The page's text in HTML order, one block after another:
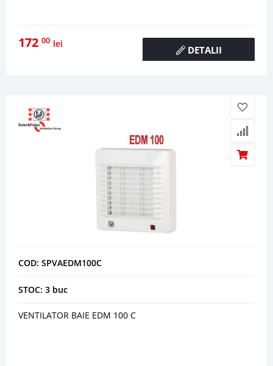
172 00 lei
DETALII
COD: SPVAEDM100C
STOC: 3 buc
VENTILATOR BAIE EDM 100 C